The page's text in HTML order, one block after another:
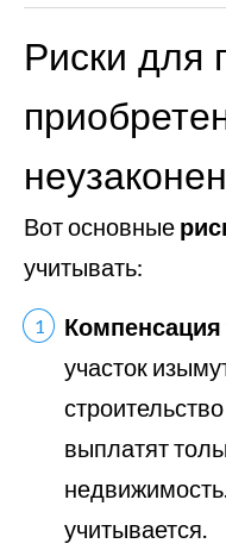
Риски для
Вот основные
учитывать:
участок
выплатят
учитывается.